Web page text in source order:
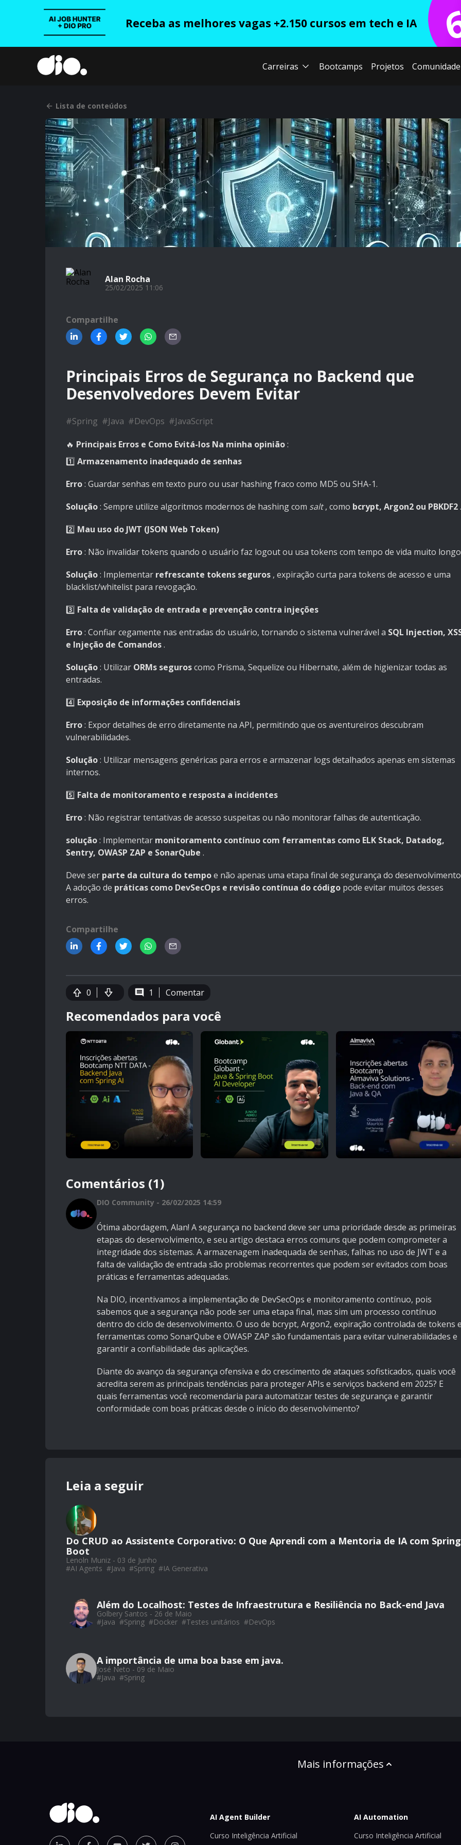
Receba as melhores vagas +2.150 cursos em tech e IA
Carreiras Bootcamps Projetos Comunidade
Lista de conteúdos
Alan Rocha
25/02/2025 11:06
Compartilhe
Principais Erros de Segurança no Backend que
Desenvolvedores Devem Evitar
#Spring #Java #DevOps #JavaScript
🔥 Principais Erros e Como Evitá-los Na minha opinião:
1️⃣ Armazenamento inadequado de senhas
Erro: Guardar senhas em texto puro ou usar hashing fraco como MD5 ou SHA-1.
Solução: Sempre utilize algoritmos modernos de hashing com salt, como bcrypt, Argon2 ou PBKDF2.
2️⃣ Mau uso do JWT (JSON Web Token)
Erro: Não invalidar tokens quando o usuário faz logout ou usa tokens com tempo de vida muito
Solução: Implementar refrescante tokens seguros , expiração curta para tokens de acesso e uma
blacklist/whitelist para revogação.
3️⃣ Falta de validação de entrada e prevenção contra injeções
Erro: Confiar cegamente nas entradas do usuário, tornando o sistema vulnerável a SQL Injection,
e Injeção de Comandos.
Solução: Utilizar ORMs seguroscomo Prisma, Sequelize ou Hibernate, além de higienizar todas as
entradas.
4️⃣ Exposição de informações confidenciais
Erro: Expor detalhes de erro diretamente na API, permitindo que os aventureiros descubram
vulnerabilidades.
Solução: Utilizar mensagens genéricas para erros e armazenar logs detalhados apenas em sistemas
internos.
5️⃣ Falta de monitoramento e resposta a incidentes
Erro: Não registrar tentativas de acesso suspeitas ou não monitorar falhas de autenticação.
solução: Implementar monitoramento contínuo com ferramentas como ELK Stack, Datadog,
Sentry, OWASP ZAP e SonarQube .
Deve ser parte da cultura do tempoe não apenas uma etapa final de segurança do
A adoção de práticas como DevSecOps e revisão contínua do código pode evitar muitos desses
erros.
Compartilhe
0 1 Comentar
Recomendados para você
Comentários (1)
DIO Community - 26/02/2025 14:59
Ótima abordagem, Alan! A segurança no backend deve ser uma prioridade desde as primeiras
etapas do desenvolvimento, e seu artigo destaca erros comuns que podem comprometer a
integridade dos sistemas. A armazenagem inadequada de senhas, falhas no uso de JWT e a
falta de validação de entrada são problemas recorrentes que podem ser evitados com boas
práticas e ferramentas adequadas.
Na DIO, incentivamos a implementação de DevSecOps e monitoramento contínuo, pois
sabemos que a segurança não pode ser uma etapa final, mas sim um processo contínuo
dentro do ciclo de desenvolvimento. O uso de bcrypt, Argon2, expiração controlada de tokens
ferramentas como SonarQube e OWASP ZAP são fundamentais para evitar vulnerabilidades e
garantir a confiabilidade das aplicações.
Diante do avanço da segurança ofensiva e do crescimento de ataques sofisticados, quais você
acredita serem as principais tendências para proteger APIs e serviços backend em 2025? E
quais ferramentas você recomendaria para automatizar testes de segurança e garantir
conformidade com boas práticas desde o início do desenvolvimento?
Leia a seguir
Do CRUD ao Assistente Corporativo: O Que Aprendi com a Mentoria de IA com Spring
Boot
Lenoln Muniz - 03 de Junho
#AI Agents #Java #Spring #IA Generativa
Além do Localhost: Testes de Infraestrutura e Resiliência no Back-end Java
Golbery Santos - 26 de Maio
#Java #Spring #Docker #Testes unitários #DevOps
A importância de uma boa base em java.
José Neto - 09 de Maio
#Java #Spring
Mais informações
AI Agent Builder
Curso Inteligência Artificial
AI Automation
Curso Inteligência Artificial